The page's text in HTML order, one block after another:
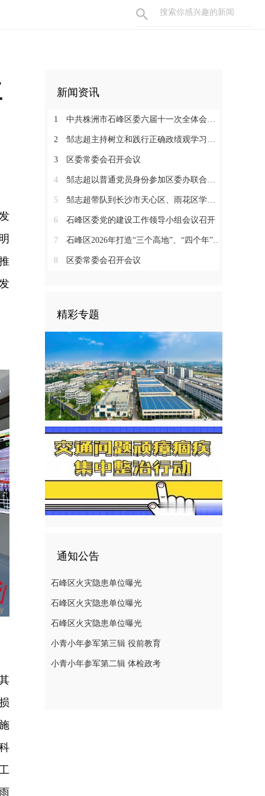
新闻资讯
1 中共株洲市石峰区委六届十一次全体会议召开
2 邹志超主持树立和践行正确政绩观学习教育读书班暨区委理论学习中心组（扩大）2026年第3次集体学习
3 区委常委会召开会议
4 邹志超以普通党员身份参加区委办联合党支部组织生活会
5 邹志超带队到长沙市天心区、雨花区学习考察
6 石峰区委党的建设工作领导小组会议召开
7 石峰区2026年打造“三个高地”、“四个年”活动动员暨促进民营经济发展大会召开
8 区委常委会召开会议
精彩专题
通知公告
石峰区火灾隐患单位曝光
石峰区火灾隐患单位曝光
石峰区火灾隐患单位曝光
小青小年参军第三辑 役前教育
小青小年参军第二辑 体检政考